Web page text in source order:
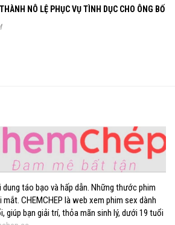
NÔ LỆ PHỤC VỤ TÌNH DỤC CHO ÔNG BỐ
dung táo bạo và hấp dẫn. Những thước phim
CHEMCHEP là web xem phim sex dành
giúp bạn giải trí, thỏa mãn sinh lý, dưới 19 tuổi